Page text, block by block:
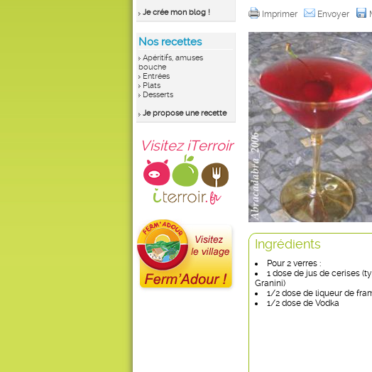
Je crée mon blog !
Nos recettes
Apéritifs, amuses
bouche
Entrées
Plats
Desserts
Je propose une recette
Visitez iTerroir
Imprimer Envoyer
Ingrédients
Pour 2 verres :
1 dose de jus de cerises
Granini)
1/2 dose de liqueur de
1/2 dose de Vodka